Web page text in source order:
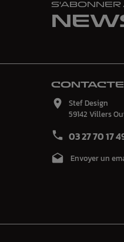
S'ABONNER

Stef Design
59142 Villers
 03 27 70 17
 Envoyer un